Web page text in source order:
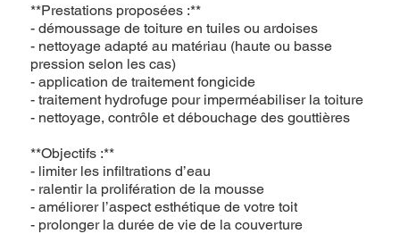
**Prestations proposées :**
- démoussage de toiture en tuiles ou ardoises
- nettoyage adapté au matériau (haute ou basse
pression selon les cas)
- application de traitement fongicide
- traitement hydrofuge pour imperméabiliser la toiture
- nettoyage, contrôle et débouchage des gouttières
**Objectifs :**
- limiter les infiltrations d’eau
- ralentir la prolifération de la mousse
- améliorer l’aspect esthétique de votre toit
- prolonger la durée de vie de la couverture